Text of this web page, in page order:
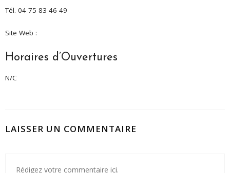
Tél. 04 75 83 46 49
Site Web :
Horaires d’Ouvertures
N/C
LAISSER UN COMMENTAIRE